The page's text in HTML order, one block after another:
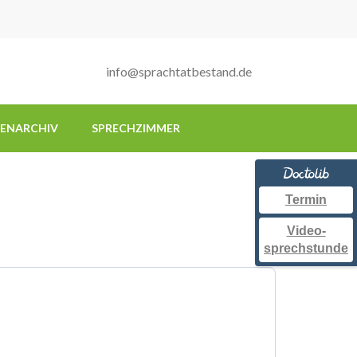
info@sprachtatbestand.de
SPRECHZIMMER
Termin
Video-
sprechstunde